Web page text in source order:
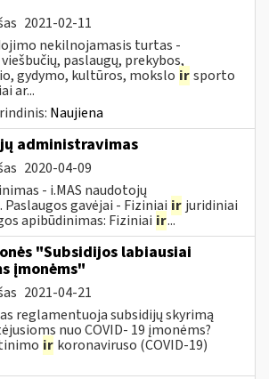
2021-02-11
nekilnojamasis turtas -
paslaugų, prekybos,
gydymo, kultūros, mokslo irsporto
ar...
Naujiena
administravimas
2020-04-09
- i.MAS naudotojų
gavėjai - Fiziniai ir juridiniai
apibūdinimas: Fiziniai ir...
"Subsidijos labiausiai
įmonėms"
2021-04-21
reglamentuoja subsidijų skyrimą
nuo COVID- 19 įmonėms?
ir koronaviruso (COVID-19)